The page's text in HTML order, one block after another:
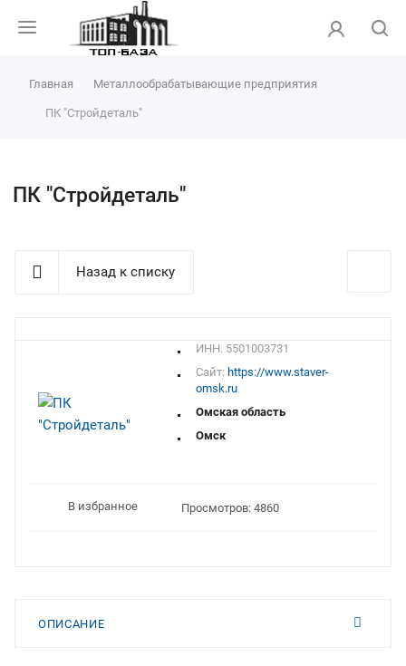
Главная Металлообрабатывающие предприятия
ПК "Стройдеталь"
ПК "Стройдеталь"
Назад к списку
ИНН. 5501003731
Сайт: https://www.staver-
omsk.ru
Омская область
Омск
В избранное Просмотров: 4860
ОПИСАНИЕ